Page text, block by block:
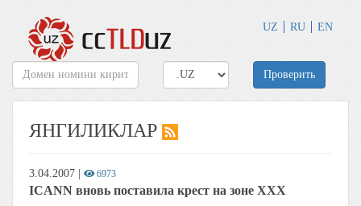
UZ RU EN
Проверить
ЯНГИЛИКЛАР
3.04.2007 6973
ICANN вновь поставила крест на зоне XXX